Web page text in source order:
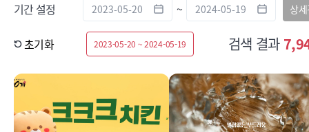
기간 설정 ~ 상
초기화 2023-05-20 ~ 2024-05-19 검색 결과